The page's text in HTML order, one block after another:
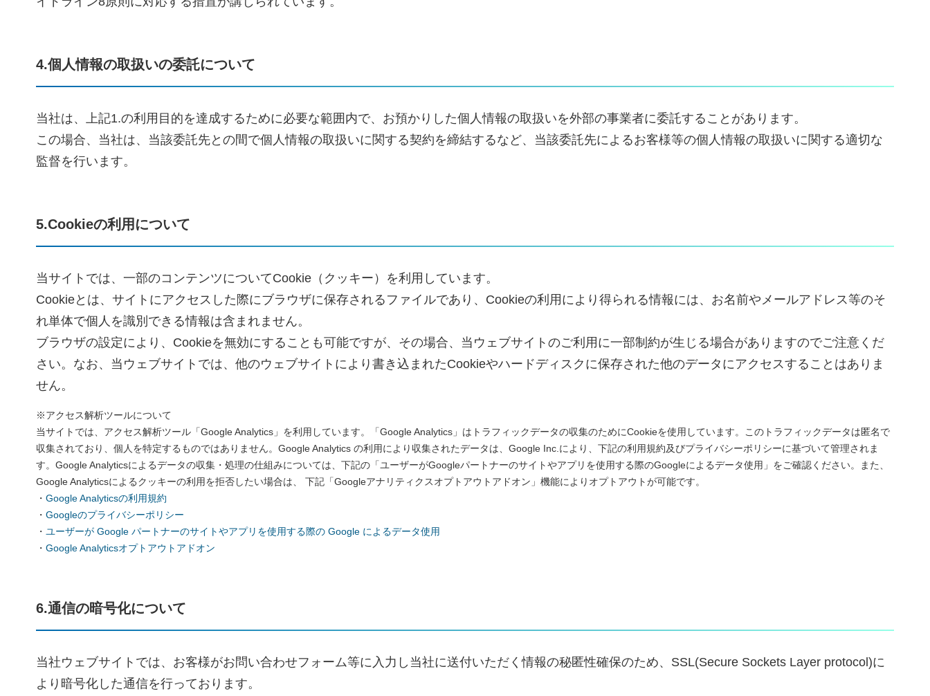
4.個人情報の取扱いの委託について
当社は、上記1.の利用目的を達成するために必要な範囲内で、お預かりした個人情報の取扱いを外部の事業者に委託することがあります。
この場合、当社は、当該委託先との間で個人情報の取扱いに関する契約を締結するなど、当該委託先によるお客様等の個人情報の取扱いに関する適切な
監督を行います。
5.Cookieの利用について
当サイトでは、一部のコンテンツについてCookie（クッキー）を利用しています。
Cookieとは、サイトにアクセスした際にブラウザに保存されるファイルであり、Cookieの利用により得られる情報には、お名前やメールアドレス等のそ
れ単体で個人を識別できる情報は含まれません。
ブラウザの設定により、Cookieを無効にすることも可能ですが、その場合、当ウェブサイトのご利用に一部制約が生じる場合がありますのでご注意くだ
さい。なお、当ウェブサイトでは、他のウェブサイトにより書き込まれたCookieやハードディスクに保存された他のデータにアクセスすることはありま
せん。
※アクセス解析ツールについて
当サイトでは、アクセス解析ツール「Google Analytics」を利用しています。「Google Analytics」はトラフィックデータの収集のためにCookieを使用しています。このトラフィックデータは匿名で
収集されており、個人を特定するものではありません。Google Analytics の利用により収集されたデータは、Google Inc.により、下記の利用規約及びプライバシーポリシーに基づいて管理されま
す。Google Analyticsによるデータの収集・処理の仕組みについては、下記の「ユーザーがGoogleパートナーのサイトやアプリを使用する際のGoogleによるデータ使用」をご確認ください。また、
Google Analyticsによるクッキーの利用を拒否したい場合は、 下記「Googleアナリティクスオプトアウトアドオン」機能によりオプトアウトが可能です。
・ Google Analyticsの利用規約
・ Googleのプライバシーポリシー
・ ユーザーが Google パートナーのサイトやアプリを使用する際の Google によるデータ使用
・ Google Analyticsオプトアウトアドオン
6.通信の暗号化について
当社ウェブサイトでは、お客様がお問い合わせフォーム等に入力し当社に送付いただく情報の秘匿性確保のため、SSL(Secure Sockets Layer protocol)に
より暗号化した通信を行っております。